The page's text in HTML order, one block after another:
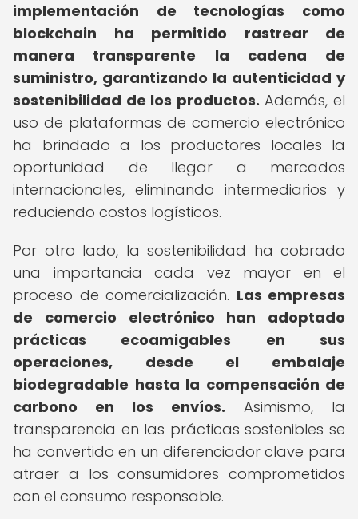
implementación de tecnologías como
blockchain ha permitido rastrear de
manera transparente la cadena de
suministro, garantizando la autenticidad y
sostenibilidad de los productos. Además, el
uso de plataformas de comercio electrónico
ha brindado a los productores locales la
oportunidad de llegar a mercados
internacionales, eliminando intermediarios y
reduciendo costos logísticos.
Por otro lado, la sostenibilidad ha cobrado
una importancia cada vez mayor en el
proceso de comercialización. Las empresas
de comercio electrónico han adoptado
prácticas ecoamigables en sus
operaciones, desde el embalaje
biodegradable hasta la compensación de
carbono en los envíos. Asimismo, la
transparencia en las prácticas sostenibles se
ha convertido en un diferenciador clave para
atraer a los consumidores comprometidos
con el consumo responsable.